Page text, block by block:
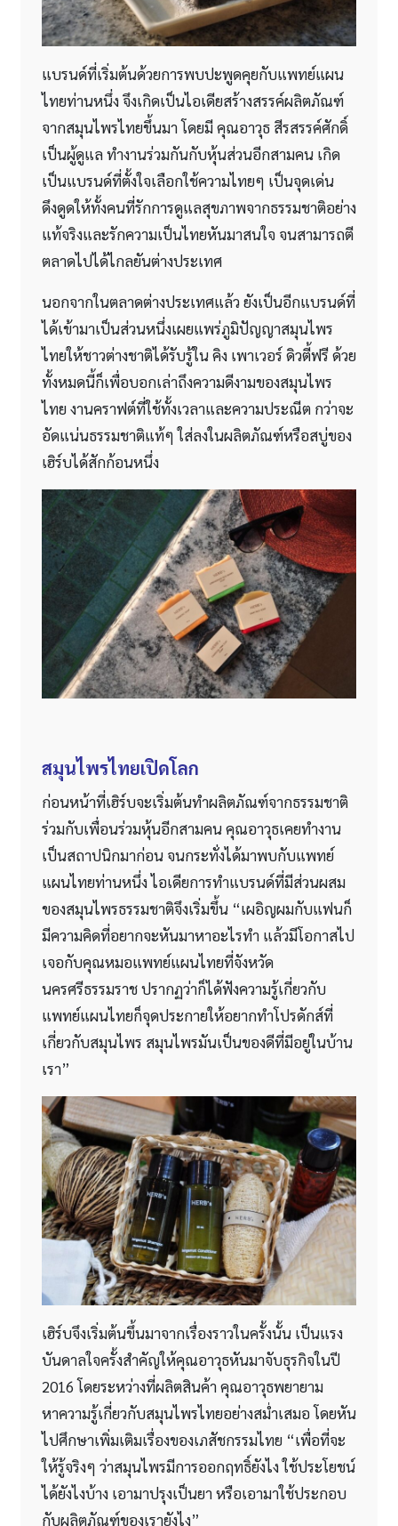
แบรนด์ที่เริ่มต้นด้วยการพบปะพูดคุยกับแพทย์แผน
ไทยท่านหนึ่ง จึงเกิดเป็นไอเดียสร้างสรรค์ผลิตภัณฑ์
จากสมุนไพรไทยขึ้นมา โดยมี คุณอาวุธ สีรสรรค์ศักดิ์
เป็นผู้ดูแล ทำงานร่วมกันกับหุ้นส่วนอีกสามคน เกิด
เป็นแบรนด์ที่ตั้งใจเลือกใช้ความไทยๆ เป็นจุดเด่น
ดึงดูดให้ทั้งคนที่รักการดูแลสุขภาพจากธรรมชาติอย่าง
แท้จริงและรักความเป็นไทยหันมาสนใจ จนสามารถตี
ตลาดไปได้ไกลยันต่างประเทศ
นอกจากในตลาดต่างประเทศแล้ว ยังเป็นอีกแบรนด์ที่
ได้เข้ามาเป็นส่วนหนึ่งเผยแพร่ภูมิปัญญาสมุนไพร
ไทยให้ชาวต่างชาติได้รับรู้ใน คิง เพาเวอร์ ดิวตี้ฟรี ด้วย
ทั้งหมดนี้ก็เพื่อบอกเล่าถึงความดีงามของสมุนไพร
ไทย งานคราฟต์ที่ใช้ทั้งเวลาและความประณีต กว่าจะ
อัดแน่นธรรมชาติแท้ๆ ใส่ลงในผลิตภัณฑ์หรือสบู่ของ
เฮิร์บได้สักก้อนหนึ่ง
สมุนไพรไทยเปิดโลก
ก่อนหน้าที่เฮิร์บจะเริ่มต้นทำผลิตภัณฑ์จากธรรมชาติ
ร่วมกับเพื่อนร่วมหุ้นอีกสามคน คุณอาวุธเคยทำงาน
เป็นสถาปนิกมาก่อน จนกระทั่งได้มาพบกับแพทย์
แผนไทยท่านหนึ่ง ไอเดียการทำแบรนด์ที่มีส่วนผสม
ของสมุนไพรธรรมชาติจึงเริ่มขึ้น “เผอิญผมกับแฟนก็
มีความคิดที่อยากจะหันมาหาอะไรทำ แล้วมีโอกาสไป
เจอกับคุณหมอแพทย์แผนไทยที่จังหวัด
นครศรีธรรมราช ปรากฏว่าก็ได้ฟังความรู้เกี่ยวกับ
แพทย์แผนไทยก็จุดประกายให้อยากทำโปรดักส์ที่
เกี่ยวกับสมุนไพร สมุนไพรมันเป็นของดีที่มีอยู่ในบ้าน
เรา”
เฮิร์บจึงเริ่มต้นขึ้นมาจากเรื่องราวในครั้งนั้น เป็นแรง
บันดาลใจครั้งสำคัญให้คุณอาวุธหันมาจับธุรกิจในปี
2016 โดยระหว่างที่ผลิตสินค้า คุณอาวุธพยายาม
หาความรู้เกี่ยวกับสมุนไพรไทยอย่างสม่ำเสมอ โดยหัน
ไปศึกษาเพิ่มเติมเรื่องของเภสัชกรรมไทย “เพื่อที่จะ
ให้รู้จริงๆ ว่าสมุนไพรมีการออกฤทธิ์ยังไง ใช้ประโยชน์
ได้ยังไงบ้าง เอามาปรุงเป็นยา หรือเอามาใช้ประกอบ
กับผลิตภัณฑ์ของเรายังไง”